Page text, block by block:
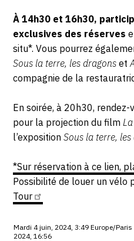
À 14h30 et 16h30,
exclusives des réserves
situ*. Vous pourrez
Sous la terre, les dragons et
compagnie de la
En soirée, à 20h30,
pour la projection du film
l’expositionSous la terre,
*Sur réservation à ce lien,
Possibilité de louer un vélo
Tour
Mardi 4 juin, 2024, 3:49 Europe/
2024, 16:56